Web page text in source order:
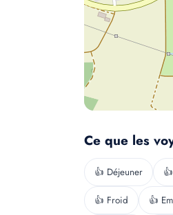
Ce que les
👍 Déjeuner
👍 Froid 👍